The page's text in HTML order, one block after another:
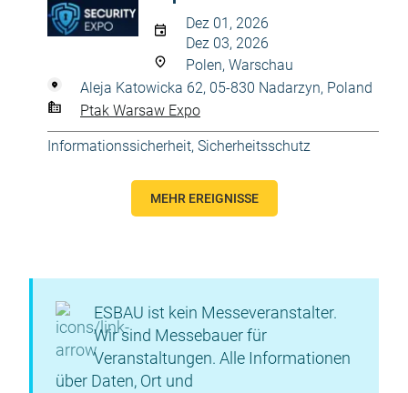
Dez 01, 2026
Dez 03, 2026
Polen, Warschau
Aleja Katowicka 62, 05-830 Nadarzyn, Poland
Ptak Warsaw Expo
Informationssicherheit, Sicherheitsschutz
MEHR EREIGNISSE
ESBAU ist kein Messeveranstalter.
Wir sind Messebauer für
Veranstaltungen. Alle Informationen
über Daten, Ort und